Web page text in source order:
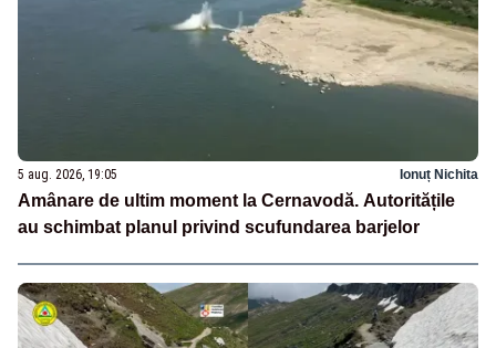
5 aug. 2026, 19:05 Ionuț Nichita
Amânare de ultim moment la Cernavodă. Autoritățile
au schimbat planul privind scufundarea barjelor